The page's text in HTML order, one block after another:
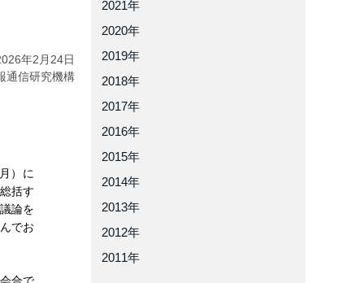
年2月24日
通信研究機構
）に
括す
論を
でお
2021年
2020年
2019年
2018年
2017年
2016年
2015年
2014年
2013年
2012年
2011年